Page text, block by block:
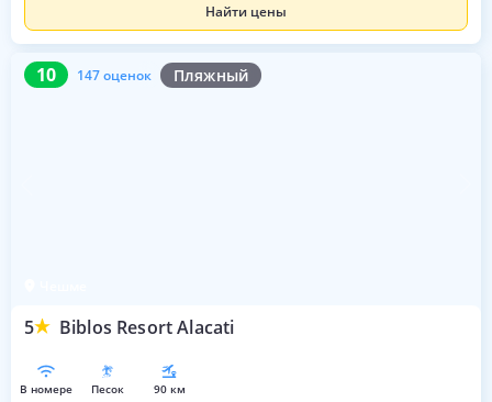
Найти цены
10 147 оценок Пляжный
5 Biblos Resort Alacati
10 147 оценок
в номере песок 90 км